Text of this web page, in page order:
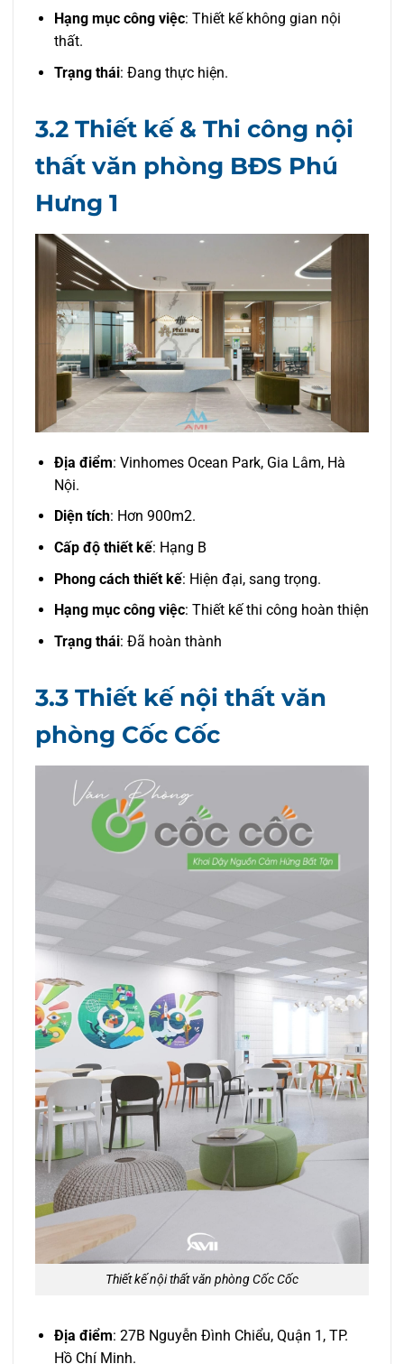
Hạng mục công việc: Thiết kế không gian nội
thất.
Trạng thái: Đang thực hiện.
3.2 Thiết kế & Thi công nội
thất văn phòng BĐS Phú
Hưng 1
Địa điểm: Vinhomes Ocean Park, Gia Lâm, Hà
Nội.
Diện tích: Hơn 900m2.
Cấp độ thiết kế: Hạng B
Phong cách thiết kế: Hiện đại, sang trọng.
Hạng mục công việc: Thiết kế thi công hoàn thiện
Trạng thái: Đã hoàn thành
3.3 Thiết kế nội thất văn
phòng Cốc Cốc
Thiết kế nội thất văn phòng Cốc Cốc
Địa điểm: 27B Nguyễn Đình Chiểu, Quận 1, TP.
Hồ Chí Minh.